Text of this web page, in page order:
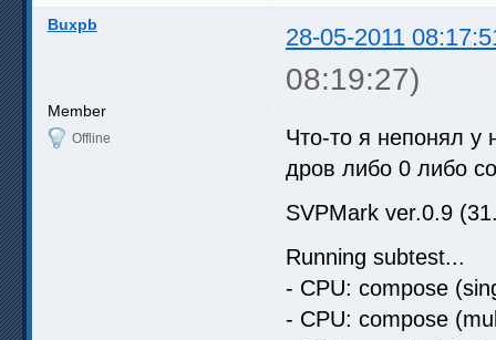
Buxpb 28-05-2011
08:19:27)
Member
Offline
Что-то я непонял у
дров либо 0 либо
SVPMark ver.0.9
Running subtest...
- CPU: compose
- CPU: compose